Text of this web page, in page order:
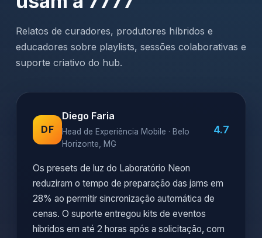
Relatos de curadores, produtores híbridos e
educadores sobre playlists, sessões colaborativas e
suporte criativo do hub.
DF
Diego Faria
Head de Experiência Mobile · Belo
Horizonte, MG
4.7
Os presets de luz do Laboratório Neon
reduziram o tempo de preparação das jams em
28% ao permitir sincronização automática de
cenas. O suporte entregou kits de eventos
híbridos em até 2 horas após a solicitação, com